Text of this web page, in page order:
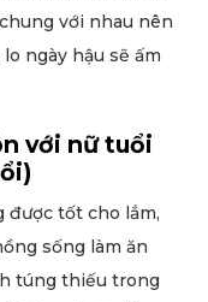
với nhau nên
ngày hậu sẽ ấm
với nữ tuổi
được tốt cho lắm,
sống làm ăn
túng thiếu trong